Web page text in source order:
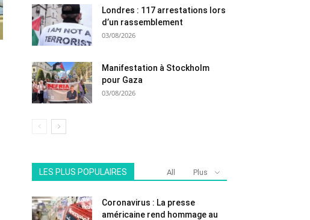
Londres : 117 arrestations lors
d’un rassemblement
03/08/2026
Manifestation à Stockholm
pour Gaza
03/08/2026
LES PLUS POPULAIRES All Plus
Coronavirus : La presse
américaine rend hommage au